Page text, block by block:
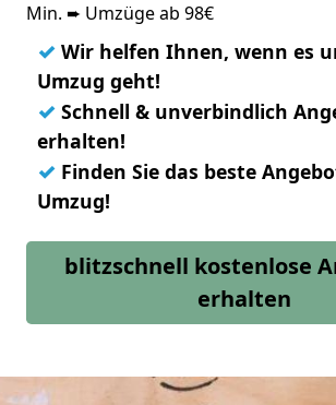
Min. ➨ Umzüge ab 98€
✓ Wir helfen Ihnen, wenn es
Umzug geht!
✓ Schnell & unverbindlich
erhalten!
✓ Finden Sie das beste
Umzug!
blitzschnell kostenlose
erhalten